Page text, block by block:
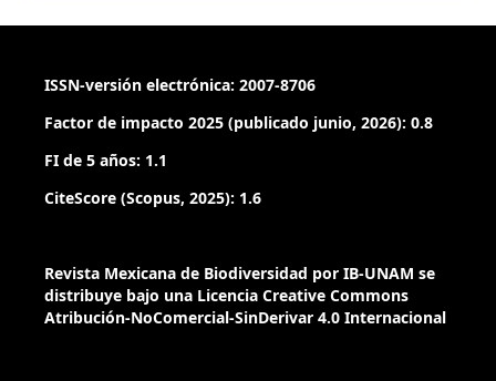
ISSN-versión electrónica: 2007-8706
Factor de impacto 2025 (publicado junio, 2026): 0.8
FI de 5 años: 1.1
CiteScore (Scopus, 2025): 1.6
Revista Mexicana de Biodiversidad por IB-UNAM se
distribuye bajo una Licencia Creative Commons
Atribución-NoComercial-SinDerivar 4.0 Internacional